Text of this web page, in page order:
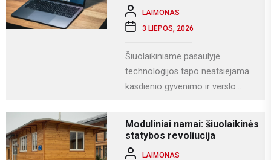
LAIMONAS
3 LIEPOS, 2026
Šiuolaikiniame pasaulyje
technologijos tapo neatsiejama
kasdienio gyvenimo ir verslo
komunikacijai ir įvairioms
specializuotoms užduotims...
Moduliniai namai: šiuolaikinės
statybos revoliucija
LAIMONAS